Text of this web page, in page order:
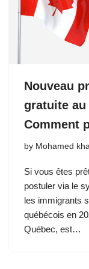
Nouveau
gratuite au
Comment
by Mohamed
Si vous êtes
postuler via le
les immigrants
québécois en
Québec, est…